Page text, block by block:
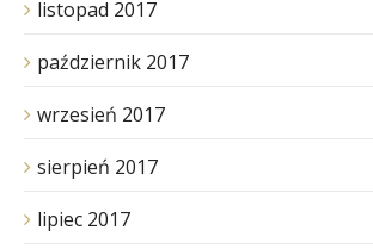
listopad 2017
październik 2017
wrzesień 2017
sierpień 2017
lipiec 2017